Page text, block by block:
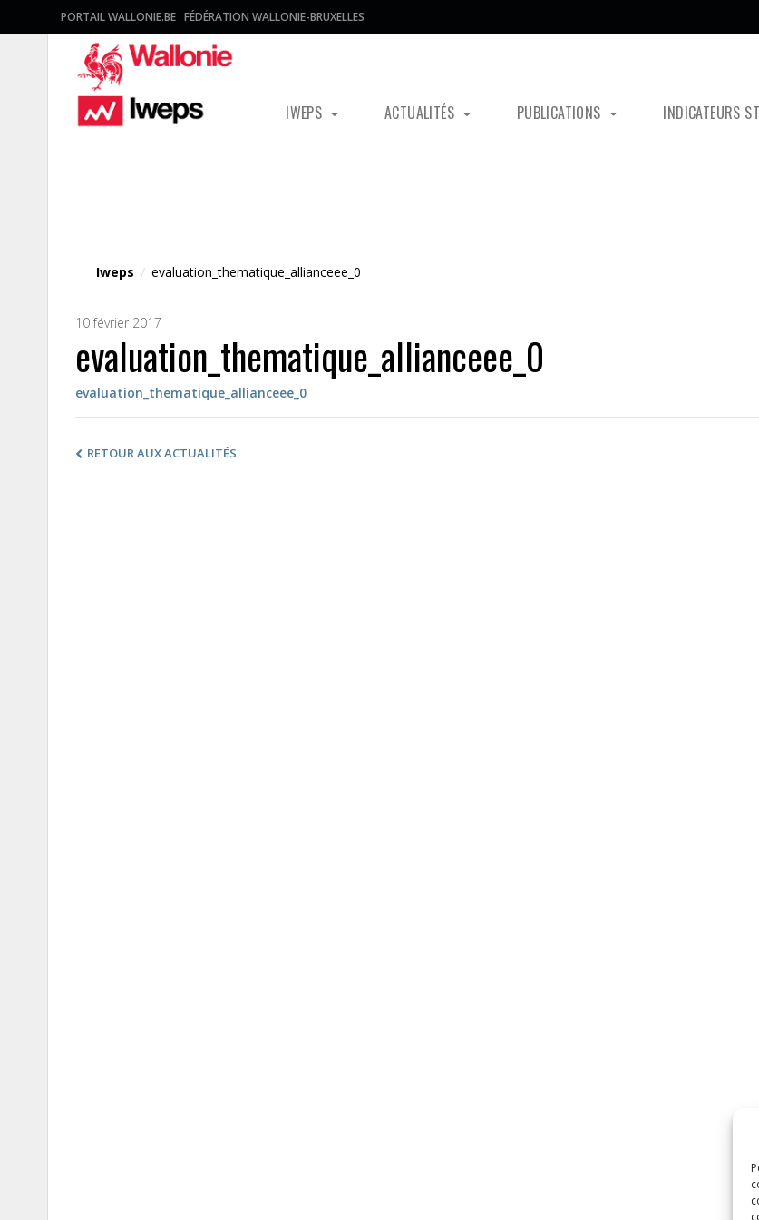
PORTAIL WALLONIE.BE FÉDÉRATION WALLONIE-BRUXELLES
IWEPS ACTUALITÉS PUBLICATIONS INDICATEURS
Iweps / evaluation_thematique_allianceee_0
10 février 2017
evaluation_thematique_allianceee_0
evaluation_thematique_allianceee_0
RETOUR AUX ACTUALITÉS